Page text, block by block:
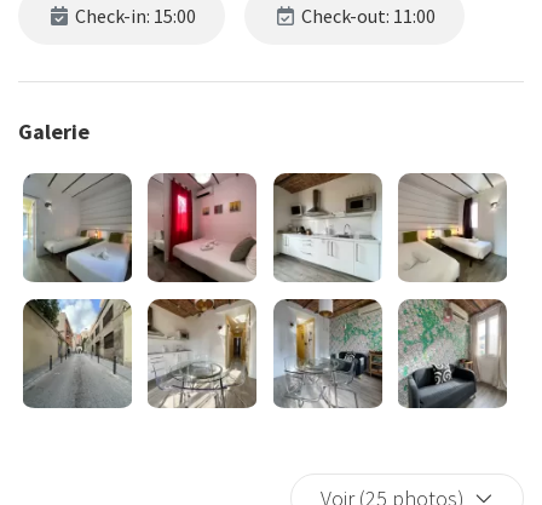
Check-in: 15:00 Check-out: 11:00
Galerie
Voir (25 photos)